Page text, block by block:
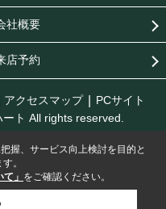
社概要
店予約
アクセスマップ
PCサイト
ト All rights reserved.
握、サービス向上検討を目的と
。
」 をご確認ください。